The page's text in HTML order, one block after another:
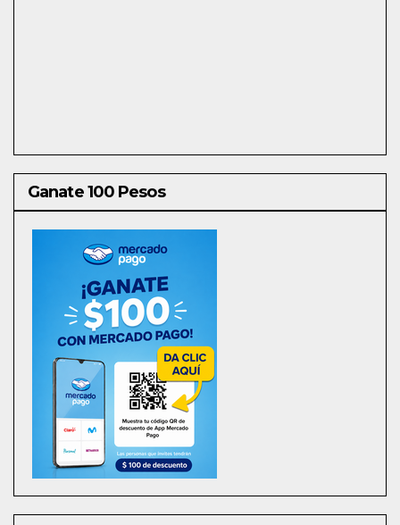
Ganate 100 Pesos